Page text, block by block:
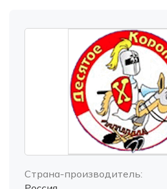
Страна-производитель: